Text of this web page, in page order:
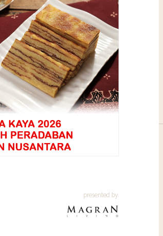
presented by